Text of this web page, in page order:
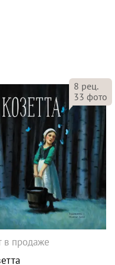
8 рец.
33 фото
в продаже